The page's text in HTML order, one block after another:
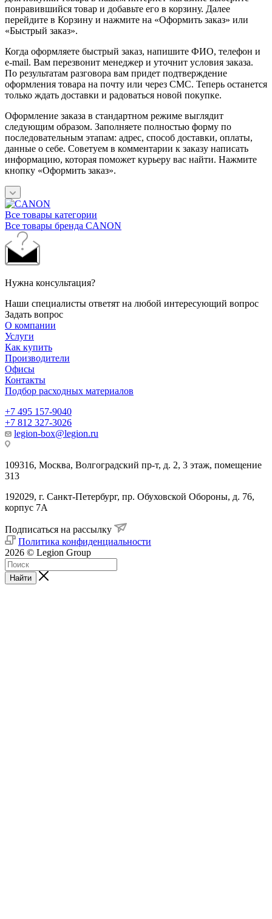
понравившийся товар и добавьте его в корзину. Далее
перейдите в Корзину и нажмите на «Оформить заказ» или
«Быстрый заказ».
Когда оформляете быстрый заказ, напишите ФИО, телефон и
e-mail. Вам перезвонит менеджер и уточнит условия заказа.
По результатам разговора вам придет подтверждение
оформления товара на почту или через СМС. Теперь останется
только ждать доставки и радоваться новой покупке.
Оформление заказа в стандартном режиме выглядит
следующим образом. Заполняете полностью форму по
последовательным этапам: адрес, способ доставки, оплаты,
данные о себе. Советуем в комментарии к заказу написать
информацию, которая поможет курьеру вас найти. Нажмите
кнопку «Оформить заказ».
Все товары категории
Все товары бренда CANON
Нужна консультация?
Наши специалисты ответят на любой интересующий вопрос
Задать вопрос
О компании
Услуги
Как купить
Производители
Офисы
Контакты
Подбор расходных материалов
+7 495 157-9040
+7 812 327-3026
legion-box@legion.ru
109316, Москва, Волгоградский пр-т, д. 2, 3 этаж, помещение
313
192029, г. Санкт-Петербург, пр. Обуховской Обороны, д. 76,
корпус 7А
Подписаться на рассылку
Политика конфиденциальности
2026 © Legion Group
Найти